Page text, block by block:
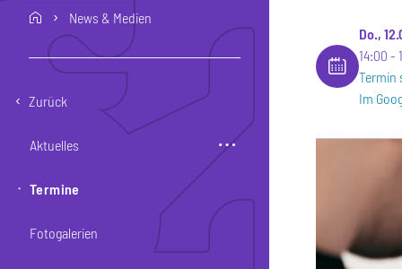
home News & Medien
Zurück
Aktuelles
Termine
Fotogalerien
Do.,
14:00
Termin
Im